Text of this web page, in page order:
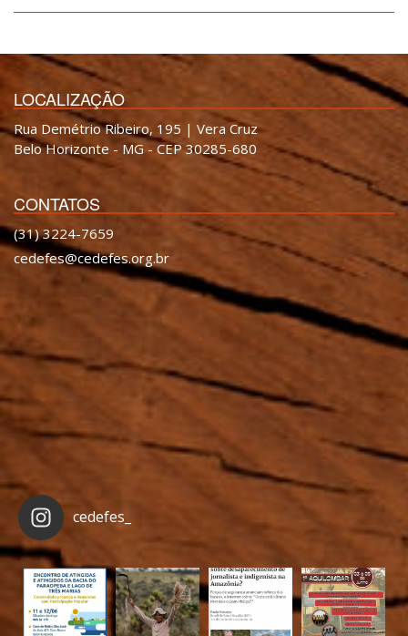
LOCALIZAÇÃO
Rua Demétrio Ribeiro, 195 | Vera Cruz
Belo Horizonte - MG - CEP 30285-680
CONTATOS
(31) 3224-7659
cedefes@cedefes.org.br
cedefes_